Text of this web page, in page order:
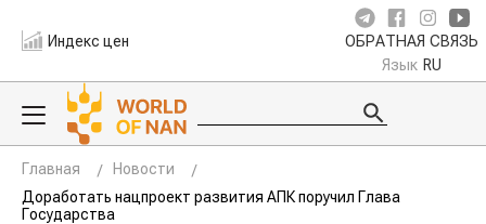
Индекс цен ОБРАТНАЯ СВЯЗЬ
Язык RU
Главная
Новости
Доработать нацпроект развития АПК поручил Глава
Государства